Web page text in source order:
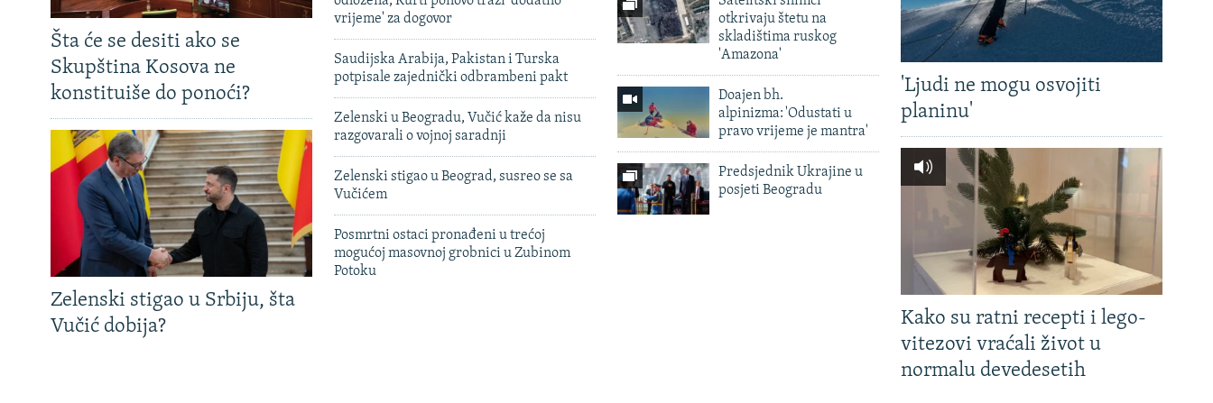
Šta će se desiti ako se
Skupština Kosova ne
konstituiše do ponoći?
Zelenski stigao u Srbiju, šta
Vučić dobija?
vrijeme' za dogovor
Saudijska Arabija, Pakistan i Turska
potpisale zajednički odbrambeni pakt
Zelenski u Beogradu, Vučić kaže da nisu
razgovarali o vojnoj saradnji
Zelenski stigao u Beograd, susreo se sa
Vučićem
Posmrtni ostaci pronađeni u trećoj
mogućoj masovnoj grobnici u Zubinom
Potoku
otkrivaju štetu na
skladištima ruskog
'Amazona'
Doajen bh.
alpinizma: 'Odustati u
pravo vrijeme je mantra'
Predsjednik Ukrajine u
posjeti Beogradu
'Ljudi ne mogu osvojiti
planinu'
Kako su ratni recepti i lego-
vitezovi vraćali život u
normalu devedesetih